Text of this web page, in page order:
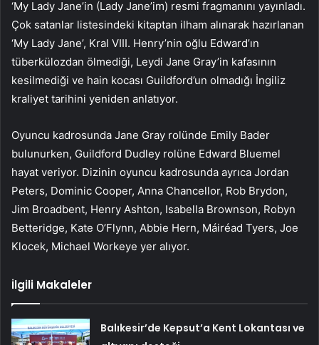
‘My Lady Jane’in (Lady Jane’im) resmi fragmanını yayınladı.
Çok satanlar listesindeki kitaptan ilham alınarak hazırlanan
‘My Lady Jane’, Kral VIII. Henry’nin oğlu Edward’ın
tüberkülozdan ölmediği, Leydi Jane Gray’in kafasının
kesilmediği ve hain kocası Guildford’un olmadığı İngiliz
kraliyet tarihini yeniden anlatıyor.
Oyuncu kadrosunda Jane Gray rolünde Emily Bader
bulunurken, Guildford Dudley rolüne Edward Bluemel
hayat veriyor. Dizinin oyuncu kadrosunda ayrıca Jordan
Peters, Dominic Cooper, Anna Chancellor, Rob Brydon,
Jim Broadbent, Henry Ashton, Isabella Brownson, Robyn
Betteridge, Kate O’Flynn, Abbie Hern, Máiréad Tyers, Joe
Klocek, Michael Workeye yer alıyor.
İlgili Makaleler
Balıkesir’de Kepsut’a Kent Lokantası ve